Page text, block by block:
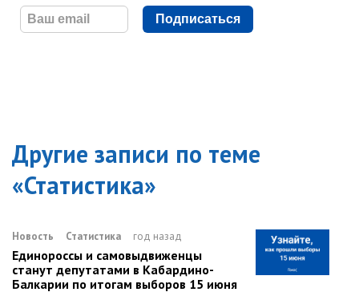
Подписаться
Другие записи по теме
«Статистика»
Новость Статистика год назад
Единороссы и самовыдвиженцы
станут депутатами в Кабардино-
Балкарии по итогам выборов 15 июня